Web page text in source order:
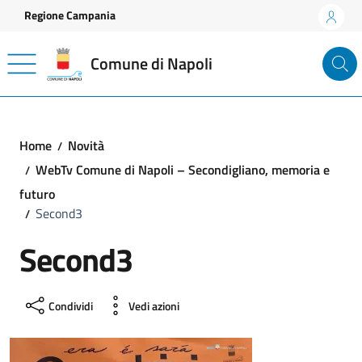
Vai ai contenuti
Vai al footer
Regione Campania
Comune di Napoli
Home
Novità
WebTv Comune di Napoli – Secondigliano, memoria e
futuro
Second3
Second3
Condividi Vedi azioni